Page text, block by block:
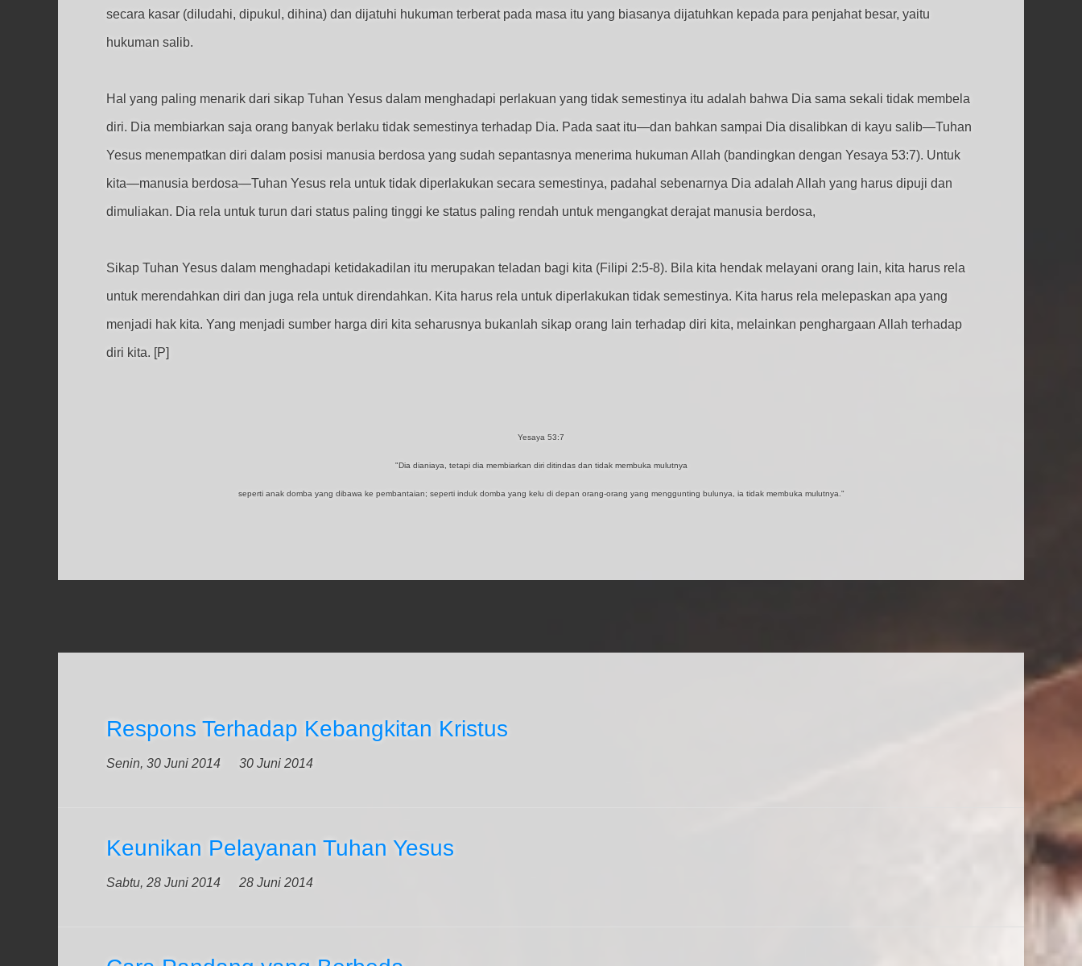
secara kasar (diludahi, dipukul, dihina) dan dijatuhi hukuman terberat pada masa itu yang biasanya dijatuhkan kepada para penjahat besar, yaitu
hukuman salib.
Hal yang paling menarik dari sikap Tuhan Yesus dalam menghadapi perlakuan yang tidak semestinya itu adalah bahwa Dia sama sekali tidak membela
diri. Dia membiarkan saja orang banyak berlaku tidak semestinya terhadap Dia. Pada saat itu—dan bahkan sampai Dia disalibkan di kayu salib—Tuhan
Yesus menempatkan diri dalam posisi manusia berdosa yang sudah sepantasnya menerima hukuman Allah (bandingkan dengan Yesaya 53:7). Untuk
kita—manusia berdosa—Tuhan Yesus rela untuk tidak diperlakukan secara semestinya, padahal sebenarnya Dia adalah Allah yang harus dipuji dan
dimuliakan. Dia rela untuk turun dari status paling tinggi ke status paling rendah untuk mengangkat derajat manusia berdosa,
Sikap Tuhan Yesus dalam menghadapi ketidakadilan itu merupakan teladan bagi kita (Filipi 2:5-8). Bila kita hendak melayani orang lain, kita harus rela
untuk merendahkan diri dan juga rela untuk direndahkan. Kita harus rela untuk diperlakukan tidak semestinya. Kita harus rela melepaskan apa yang
menjadi hak kita. Yang menjadi sumber harga diri kita seharusnya bukanlah sikap orang lain terhadap diri kita, melainkan penghargaan Allah terhadap
diri kita. [P]
Yesaya 53:7
"Dia dianiaya, tetapi dia membiarkan diri ditindas dan tidak membuka mulutnya
seperti anak domba yang dibawa ke pembantaian; seperti induk domba yang kelu di depan orang-orang yang menggunting bulunya, ia tidak membuka mulutnya."
Respons Terhadap Kebangkitan Kristus
Senin, 30 Juni 2014 30 Juni 2014
Keunikan Pelayanan Tuhan Yesus
Sabtu, 28 Juni 2014 28 Juni 2014